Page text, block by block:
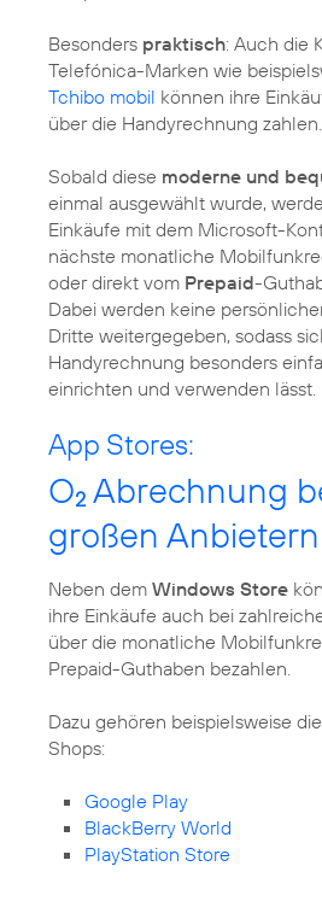
Besonders praktisch: Auch die
Telefónica-Marken wie
Tchibo mobil können ihre
über die Handyrechnung zahlen.
Sobald diese moderne und
einmal ausgewählt wurde,
Einkäufe mit dem Microsoft-
nächste monatliche
oder direkt vom Prepaid-
Dabei werden keine
Dritte weitergegeben, sodass
Handyrechnung besonders
einrichten und verwenden lässt.
App Stores:
O2 Abrechnung
großen Anbietern
Neben dem Windows Store
ihre Einkäufe auch bei
über die monatliche
Prepaid-Guthaben bezahlen.
Dazu gehören beispielsweise
Shops:
Google Play
BlackBerry World
PlayStation Store